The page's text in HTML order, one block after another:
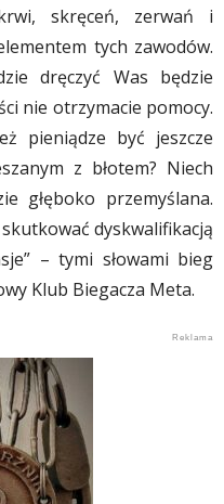
skręceń, zerwań i
tych zawodów.
dręczyć Was będzie
nie otrzymacie pomocy.
pieniądze być jeszcze
z błotem? Niech
głęboko przemyślana.
dyskwalifikacją
– tymi słowami bieg
Klub Biegacza Meta.